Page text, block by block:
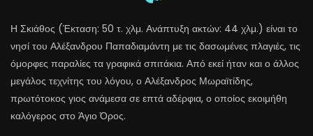
Η Σκιάθος (Έκταση: 50 τ. χλμ. Ανάπτυξη ακτών: 44 χλμ.) είναι το
νησί του Αλέξανδρου Παπαδιαμάντη με τις δασωμένες πλαγιές, τις
όμορφες παραλίες τα γραφικά σπιτάκια. Από εκεί ήταν και ο άλλος
μεγάλος τεχνίτης του λόγου, ο Αλέξανδρος Μωραϊτίδης,
πρωτότοκος γιος ανάμεσα σε επτά αδέρφια, ο οποίος εκοιμήθη
καλόγερος στο Άγιο Όρος.